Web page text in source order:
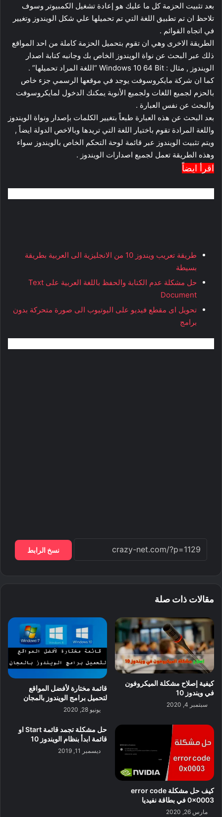
بعد تثبيت الحزمة كل ما عليك هو إعادة تشغيل الكمبيوتر وسوف
تلاحظ ان تم تطبيق اللغة التي تم تحميلها علي شكل الويندوز وتغيير
في اتجاه القوائم .
الطريقة الاخرى وهي ان تقوم بتحميل الحزمة كاملة من احد المواقع
ذلك عبر البحث عن نواة الويندوز الخاص بك وجانبه كتابة اصدار
الويندوز , مثال : Windows 10 64 Bit “اللغة المراد تحميلها” .
كما ان شركة مايكروسوفت يوجد في موقعها الرسمي جزء خاص
بالحزم لجميع اللغات ولجميع الأنوية يمكنك الدخول لمايكروسوفت
والبحث عن نفس العبارة .
بعد البحث عن هذه العبارة طبعاً بتغيير الكلمات بإصدار ونواة الويندوز
واللغة المرادة تقوم باختيار اللغة التي تريدها وبالاخص الدولة ايضاً ,
ويتم تثبيت الويندوز عبر قائمة لوحة التحكم الخاص بالويندوز سواء
وهذه الطريقة تعمل لجميع اصدارات الويندوز .
اقرأ ايضاً
طريقة تعريب ويندوز 10 من الانجليزية الى العربية بطريقة
بسيطة
حل مشكلة عدم الكتابة والحفظ باللغة العربية على Text
Document
تحويل اى مقطع فيديو على اليوتيوب الى صورة متحركة بدون
برامج
نسخ الرابط
مقالات ذات صلة
كيفية إصلاح مشكلة الميكروفون
في ويندوز 10
سبتمبر 4, 2020
قائمة مختارة لأفضل المواقع
لتحميل برامج الويندوز بالمجان
يونيو 28, 2020
كيف حل مشكلة error code
0x0003 في بطاقة نفيديا
مارس 26, 2020
حل مشكلة تجمد قائمة Start او
قائمة ابدأ بنظام الويندوز 10
ديسمبر 11, 2019